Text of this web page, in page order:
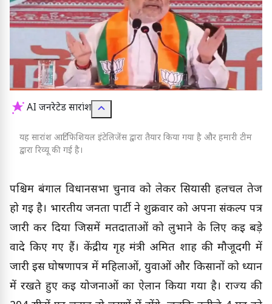
AI जनरेटेड सारांश
यह सारांश आर्टिफिशियल इंटेलिजेंस द्वारा तैयार किया गया है और हमारी टीम
द्वारा रिव्यू की गई है।
पश्चिम बंगाल विधानसभा चुनाव को लेकर सियासी हलचल तेज
हो गई है। भारतीय जनता पार्टी ने शुक्रवार को अपना संकल्प पत्र
जारी कर दिया जिसमें मतदाताओं को लुभाने के लिए कई बड़े
वादे किए गए हैं। केंद्रीय गृह मंत्री अमित शाह की मौजूदगी में
जारी इस घोषणापत्र में महिलाओं, युवाओं और किसानों को ध्यान
में रखते हुए कई योजनाओं का ऐलान किया गया है। राज्य की